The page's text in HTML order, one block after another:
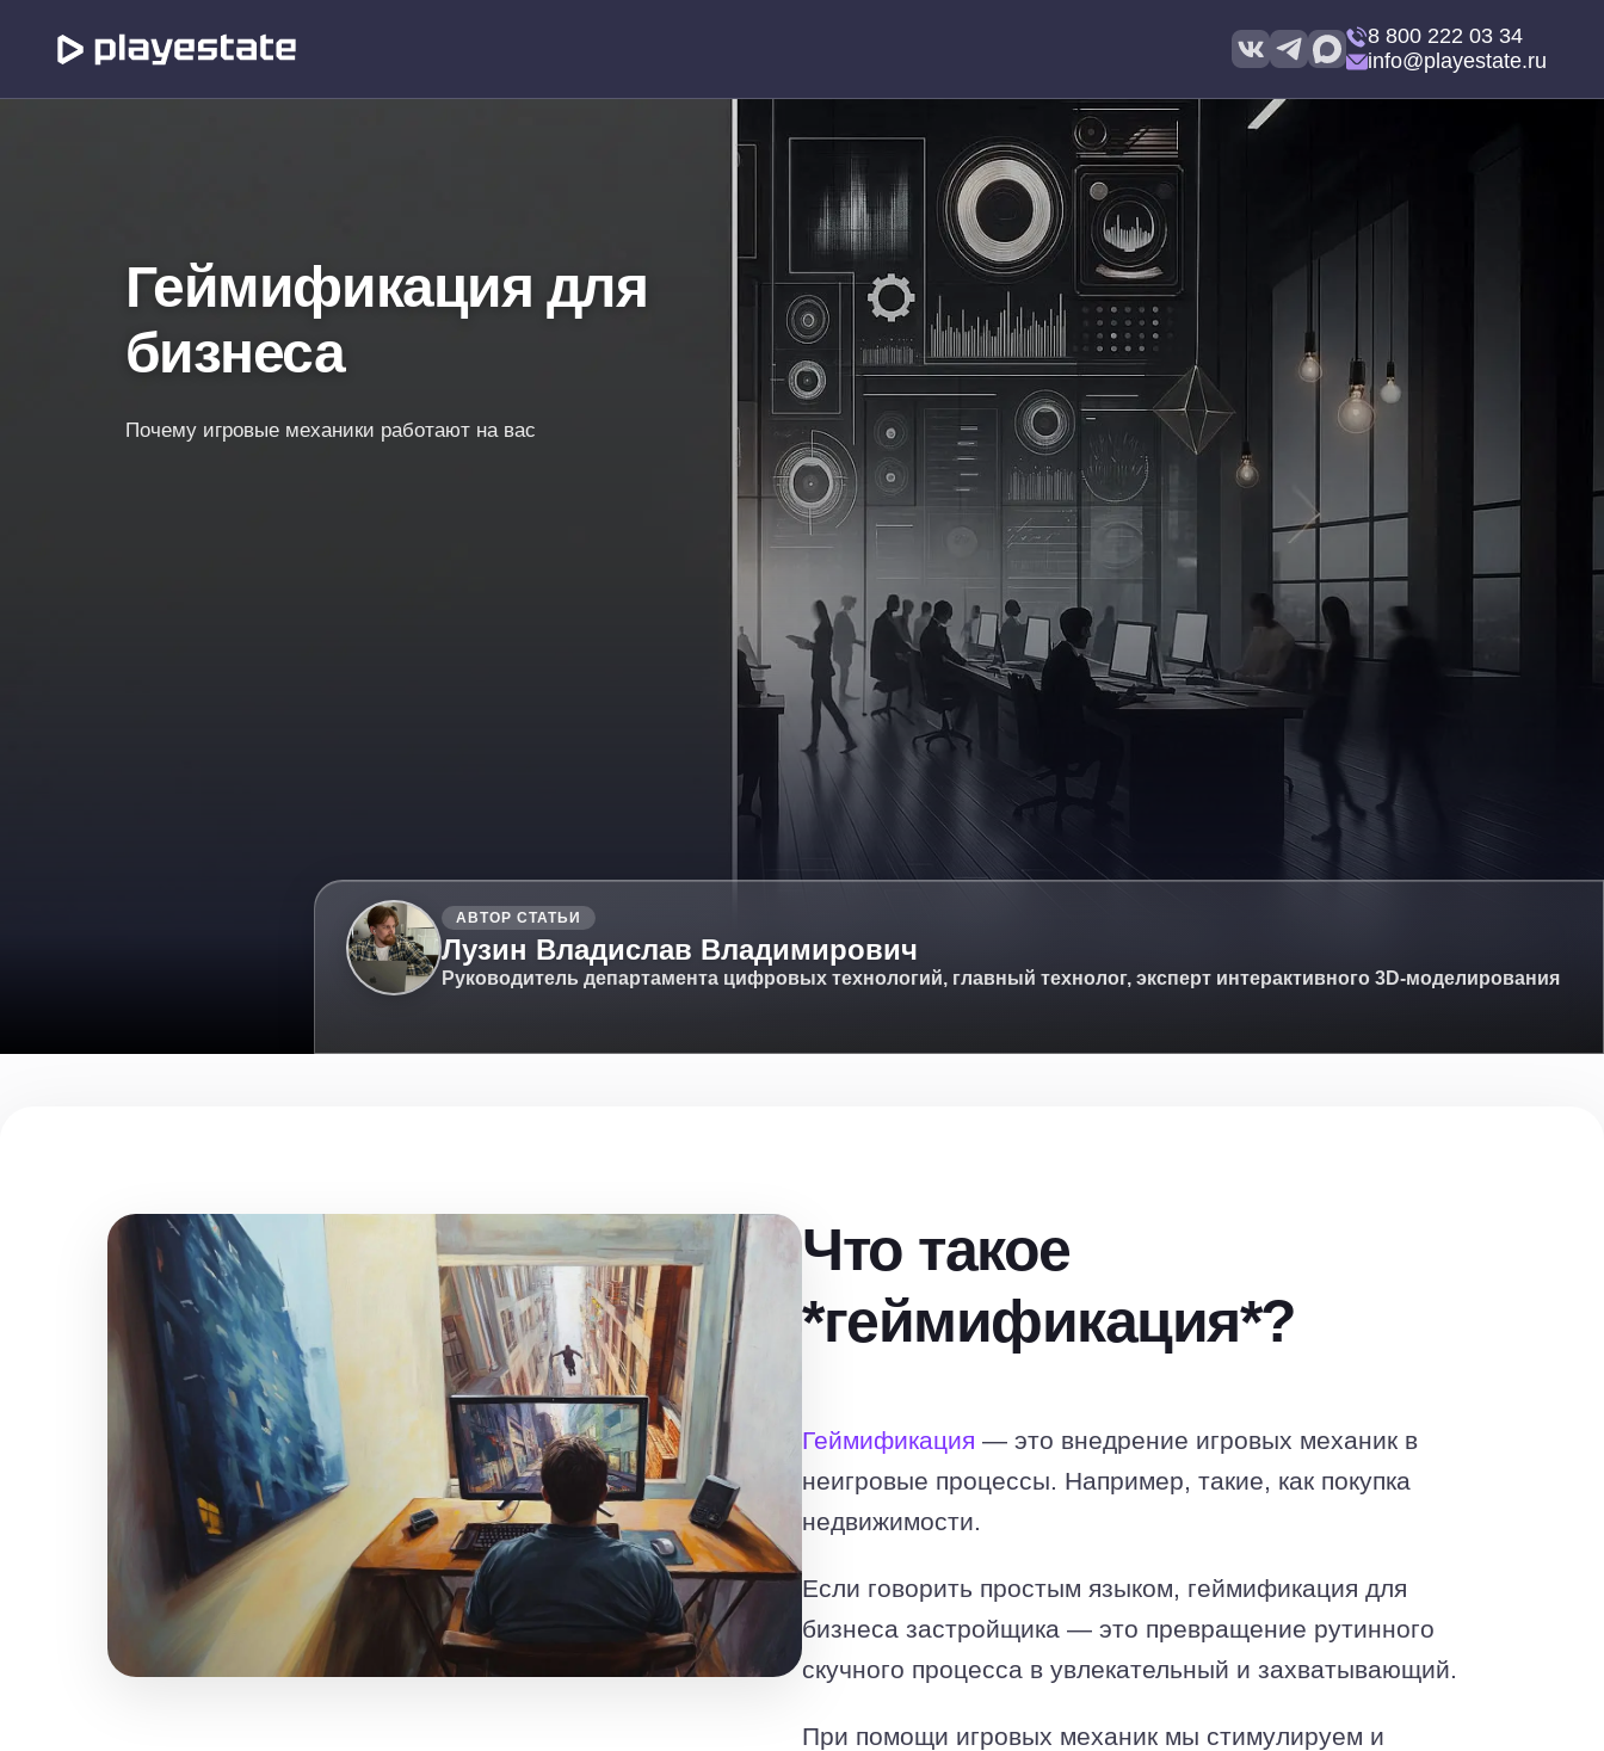
8 800 222 03 34
info@playestate.ru
Геймификация для
бизнеса
Почему игровые механики работают на вас
АВТОР СТАТЬИ
Лузин Владислав Владимирович
Руководитель департамента цифровых технологий, главный технолог, эксперт интерактивного 3D-моделирования
Что такое
*геймификация*?
Геймификация — это внедрение игровых механик в
неигровые процессы. Например, такие, как покупка
недвижимости.
Если говорить простым языком, геймификация для
бизнеса застройщика — это превращение рутинного
скучного процесса в увлекательный и захватывающий.
При помощи игровых механик мы стимулируем и